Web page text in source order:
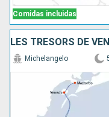
Comidas incluidas
LES TRÉSORS DE
Michelangelo